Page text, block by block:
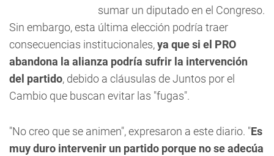
sumar un diputado en el Congreso.
Sin embargo, esta última elección podría traer
consecuencias institucionales,ya que si el PRO
abandona la alianza podría sufrir la intervención
del partido, debido a cláusulas de Juntos por el
Cambio que buscan evitar las "fugas".
"No creo que se animen", expresaron a este diario. "Es
muy duro intervenir un partido porque no se adecúa